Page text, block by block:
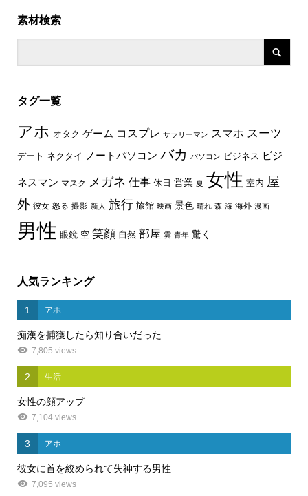
素材検索
タグ一覧
アホ オタク ゲーム コスプレ サラリーマン スマホ スーツ
デート ネクタイ ノートパソコン バカ パソコン ビジネス ビジ
ネスマン マスク メガネ 仕事 休日 営業 夏 女性 室内 屋
外 彼女 怒る 撮影 新人 旅行 旅館 映画 景色 晴れ 森 海 海外 漫画
男性 眼鏡 空 笑顔 自然 部屋 雲 青年 驚く
人気ランキング
1 アホ
痴漢を捕獲したら知り合いだった
7,805 views
2 生活
女性の顔アップ
7,104 views
3 アホ
彼女に首を絞められて失神する男性
7,095 views